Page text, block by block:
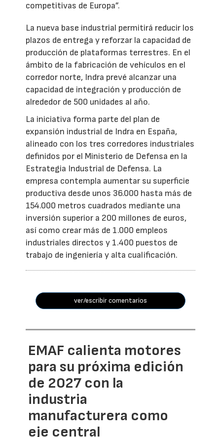
competitivas de Europa”.
La nueva base industrial permitirá reducir los
plazos de entrega y reforzar la capacidad de
producción de plataformas terrestres. En el
ámbito de la fabricación de vehículos en el
corredor norte, Indra prevé alcanzar una
capacidad de integración y producción de
alrededor de 500 unidades al año.
La iniciativa forma parte del plan de
expansión industrial de Indra en España,
alineado con los tres corredores industriales
definidos por el Ministerio de Defensa en la
Estrategia Industrial de Defensa. La
empresa contempla aumentar su superficie
productiva desde unos 36.000 hasta más de
154.000 metros cuadrados mediante una
inversión superior a 200 millones de euros,
así como crear más de 1.000 empleos
industriales directos y 1.400 puestos de
trabajo de ingeniería y alta cualificación.
ver/escribir comentarios
EMAF calienta motores
para su próxima edición
de 2027 con la
industria
manufacturera como
eje central